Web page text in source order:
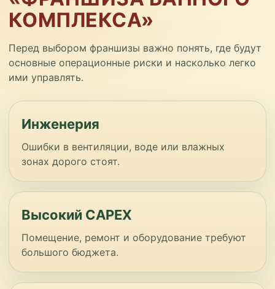
КОМПЛЕКСА»
Перед выбором франшизы важно понять, где будут
основные операционные риски и насколько легко
ими управлять.
Инженерия
Ошибки в вентиляции, воде или влажных
зонах дорого стоят.
Высокий CAPEX
Помещение, ремонт и оборудование требуют
большого бюджета.